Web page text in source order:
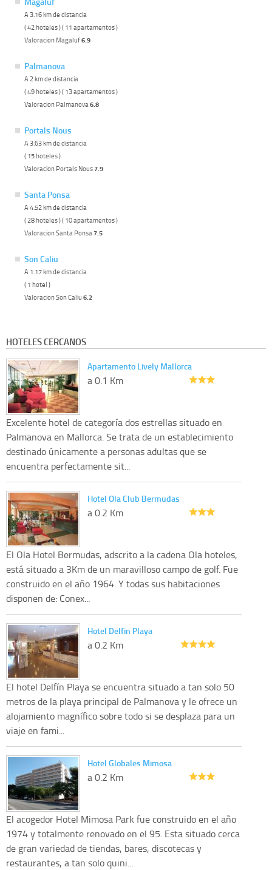
A 3.16 km de distancia
( 42 hoteles ) ( 11 apartamentos )
Valoracion Magaluf6.9
Palmanova
A 2 km de distancia
( 49 hoteles ) ( 13 apartamentos )
Valoracion Palmanova 6.8
Portals Nous
A 3.63 km de distancia
( 15 hoteles )
Valoracion Portals Nous7.9
Santa Ponsa
A 4.52 km de distancia
( 28 hoteles ) ( 10 apartamentos )
Valoracion Santa Ponsa 7.5
Son Caliu
A 1.17 km de distancia
( 1 hotel )
Valoracion Son Caliu 6.2
HOTELES CERCANOS
Apartamento Lively Mallorca
a 0.1 Km
Excelente hotel de categoría dos estrellas situado en
Palmanova en Mallorca. Se trata de un establecimiento
destinado únicamente a personas adultas que se
encuentra perfectamente sit...
Hotel Ola Club Bermudas
a 0.2 Km
El Ola Hotel Bermudas, adscrito a la cadena Ola hoteles,
está situado a 3Km de un maravilloso campo de golf. Fue
construido en el año 1964. Y todas sus habitaciones
disponen de: Conex...
Hotel Delfin Playa
a 0.2 Km
El hotel Delfín Playa se encuentra situado a tan solo 50
metros de la playa principal de Palmanova y le ofrece un
alojamiento magnífico sobre todo si se desplaza para un
viaje en fami...
Hotel Globales Mimosa
a 0.2 Km
El acogedor Hotel Mimosa Park fue construido en el año
1974 y totalmente renovado en el 95. Esta situado cerca
de gran variedad de tiendas, bares, discotecas y
restaurantes, a tan solo quini...